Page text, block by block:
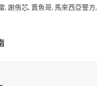
, 謝侑芯, 賣魚哥, 馬來西亞警方,